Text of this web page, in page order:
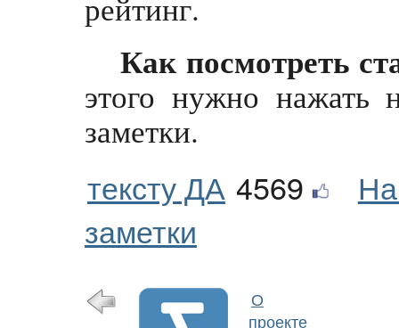
рейтинг.
Как посмотреть
этого нужно нажать
заметки.
тексту ДА 4569
заметки
О
проекте